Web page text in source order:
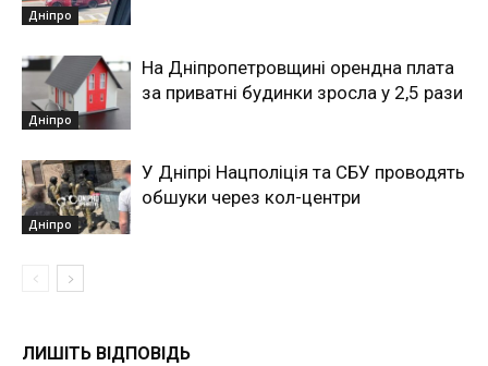
Дніпро
Дніпро
На Дніпропетровщині орендна плата
за приватні будинки зросла у 2,5 рази
Дніпро
У Дніпрі Нацполіція та СБУ проводять
обшуки через кол-центри
ЛИШІТЬ ВІДПОВІДЬ